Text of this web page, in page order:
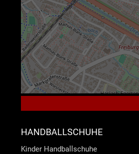
HANDBALLSCHUHE
Kinder Handballschuhe